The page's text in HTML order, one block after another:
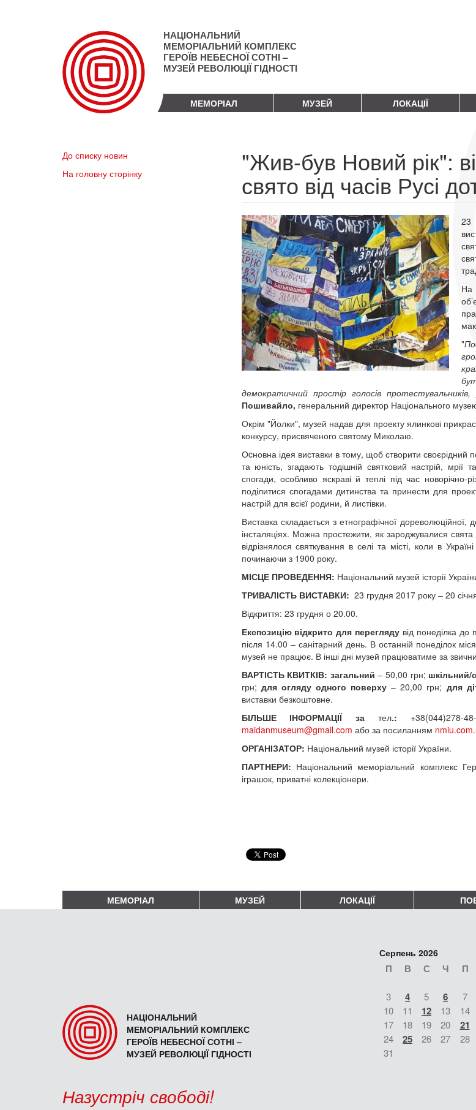
НАЦІОНАЛЬНИЙ
МЕМОРІАЛЬНИЙ КОМПЛЕКС
ГЕРОЇВ НЕБЕСНОЇ СОТНІ –
МУЗЕЙ РЕВОЛЮЦІЇ ГІДНОСТІ
МЕМОРІАЛ МУЗЕЙ ЛОКАЦІЇ
До списку новин
На головну сторінку
"Жив-був Новий рік":
свято від часів Русі
23
На
"
демократичний простір голосів
Пошивайло, генеральний директор Національного
Окрім "Йолки", музей надав для проекту ялинкові
конкурсу, присвяченого святому Миколаю.
Оcновна ідея виставки в тому, щоб створити своєрідний
та юність, згадають тодішній святковий настрій,
спогади, особливо яскраві й теплі під час
поділитися спогадами дитинства та принести для
настрій для всієї родини, й листівки.
Виставка складається з етнографічної дореволюційної,
інсталяціях. Можна простежити, як зароджувалися
відрізнялося святкування в селі та місті, коли в
починаючи з 1900 року.
МІСЦЕ ПРОВЕДЕННЯ: Національний музей історії
ТРИВАЛІСТЬ ВИСТАВКИ: 23 грудня 2017 року – 20
Відкриття: 23 грудня о 20.00.
Експозицію відкрито для перегляду від понеділка
після 14.00 – санітарний день. В останній понеділок
музей не працює. В інші дні музей працюватиме за
ВАРТІСТЬ КВИТКІВ: загальний– 50,00 грн; шкільний/
грн; для огляду одного поверху – 20,00 грн; для
виставки безкоштовне.
БІЛЬШЕ ІНФОРМАЦІЇ зател.: +38(044)278-
maidanmuseum@gmail.com або за посиланням
ОРГАНІЗАТОР: Національний музей історії України.
ПАРТНЕРИ: Національний меморіальний комплекс
іграшок, приватні колекціонери.
МЕМОРІАЛ МУЗЕЙ ЛОКАЦІЇ
НАЦІОНАЛЬНИЙ
МЕМОРІАЛЬНИЙ КОМПЛЕКС
ГЕРОЇВ НЕБЕСНОЇ СОТНІ –
МУЗЕЙ РЕВОЛЮЦІЇ ГІДНОСТІ
Серпень 2026
П В С Ч П
3 4 5 6 7
10
11 12 13 14
17
18 19 20 21
24
25 26 27 28
31
Назустріч свободі!